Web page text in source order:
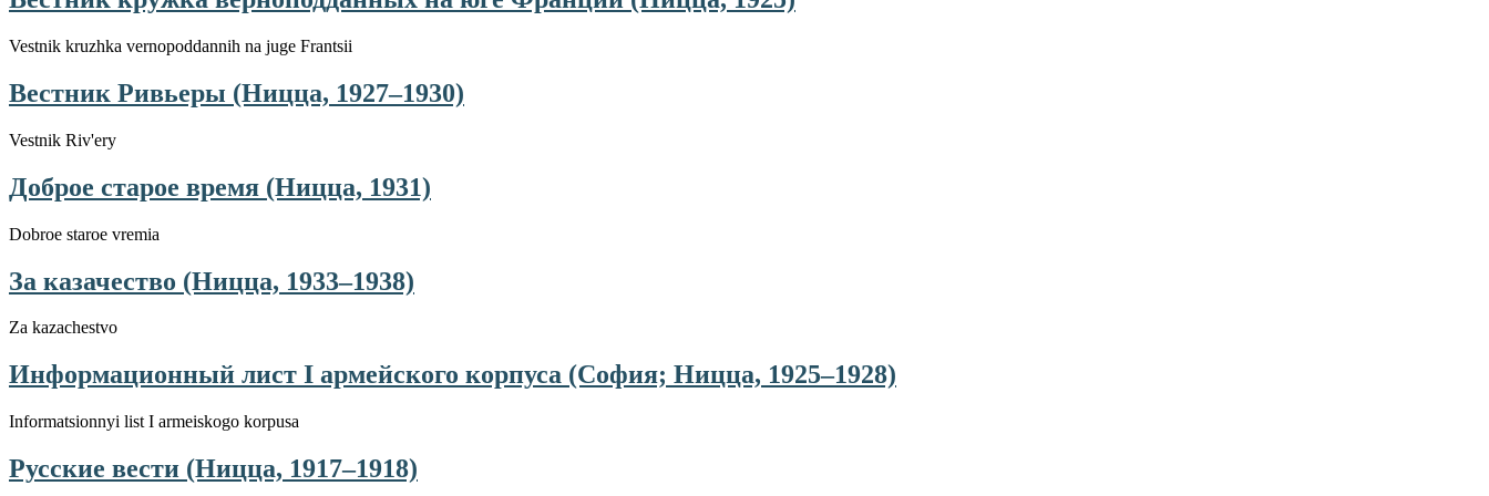
Vestnik kruzhka vernopoddannih na juge Frantsii
Вестник Ривьеры (Ницца, 1927–1930)
Vestnik Riv'ery
Доброе старое время (Ницца, 1931)
Dobroe staroe vremia
За казачество (Ницца, 1933–1938)
Za kazachestvo
Информационный лист I армейского корпуса (София; Ницца, 1925–1928)
Informatsionnyi list I armeiskogo korpusa
Русские вести (Ницца, 1917–1918)